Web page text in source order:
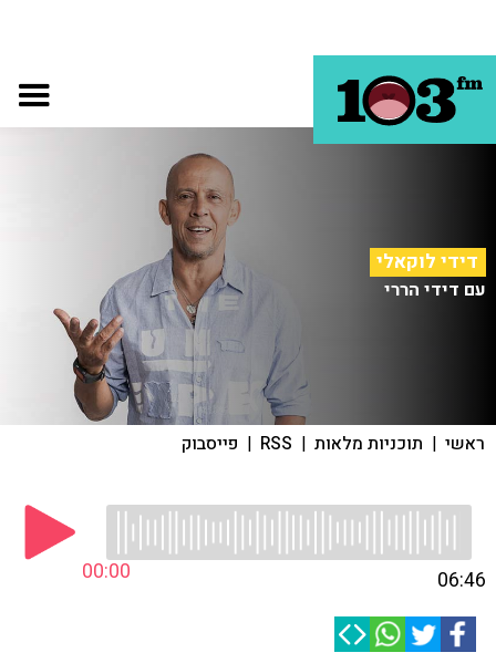
דידי לוקאלי
עם דידי הררי
ראשי | תוכניות מלאות |
RSS
| פייסבוק
00:00 06:46